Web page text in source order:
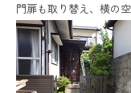
門扉も取り替え、横の